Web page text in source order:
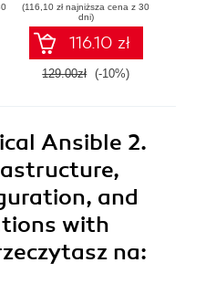
deployment
challenges with
Ansible - Fourth
Edition
(116,10 zł najniższa cena z 30
dni)
116.10 zł
129.00zł (-10%)
Ansible 2.
and
with
na: